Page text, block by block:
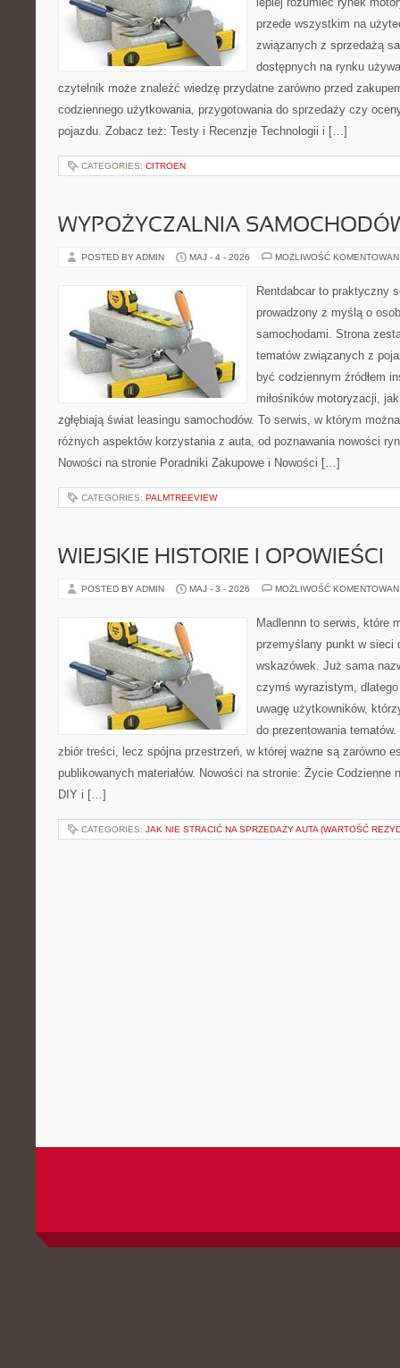
przede wszystkim na
związanych z sprzedażą
dostępnych na rynku
czytelnik może znaleźć wiedzę przydatne zarówno przed
codziennego użytkowania, przygotowania do sprzedaży czy
pojazdu. Zobacz też: Testy i Recenzje Technologii i […]
CATEGORIES: CITROEN
WYPOŻYCZALNIA
POSTED BY ADMIN MAJ - 4 - 2026 MOŻLIWOŚĆ
Rentdabcar to praktyczny
prowadzony z myślą o
samochodami. Strona
tematów związanych z
być codziennym źródłem
miłośników motoryzacji,
zgłębiają świat leasingu samochodów. To serwis, w którym
różnych aspektów korzystania z auta, od poznawania nowości
Nowości na stronie Poradniki Zakupowe i Nowości […]
CATEGORIES: PALMTREEVIEW
WIEJSKIE HISTORIE I OPOWIEŚCI
POSTED BY ADMIN MAJ - 3 - 2026 MOŻLIWOŚĆ
Madlennn to serwis, które
przemyślany punkt w sieci
wskazówek. Już sama
czymś wyrazistym,
uwagę użytkowników,
do prezentowania
zbiór treści, lecz spójna przestrzeń, w której ważne są zarówno
publikowanych materiałów. Nowości na stronie: Życie Codzienne
DIY i […]
CATEGORIES: JAK NIE STRACIĆ NA SPRZEDAŻY AUTA (WARTOŚĆ